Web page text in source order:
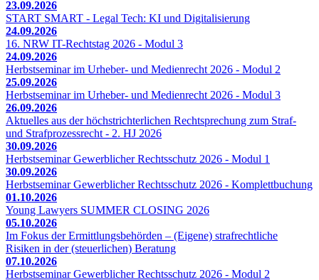
23.09.2026
START SMART - Legal Tech: KI und Digitalisierung
24.09.2026
16. NRW IT-Rechtstag 2026 - Modul 3
24.09.2026
Herbstseminar im Urheber- und Medienrecht 2026 - Modul 2
25.09.2026
Herbstseminar im Urheber- und Medienrecht 2026 - Modul 3
26.09.2026
Aktuelles aus der höchstrichterlichen Rechtsprechung zum Straf-
und Strafprozessrecht - 2. HJ 2026
30.09.2026
Herbstseminar Gewerblicher Rechtsschutz 2026 - Modul 1
30.09.2026
Herbstseminar Gewerblicher Rechtsschutz 2026 - Komplettbuchung
01.10.2026
Young Lawyers SUMMER CLOSING 2026
05.10.2026
Im Fokus der Ermittlungsbehörden – (Eigene) strafrechtliche
Risiken in der (steuerlichen) Beratung
07.10.2026
Herbstseminar Gewerblicher Rechtsschutz 2026 - Modul 2